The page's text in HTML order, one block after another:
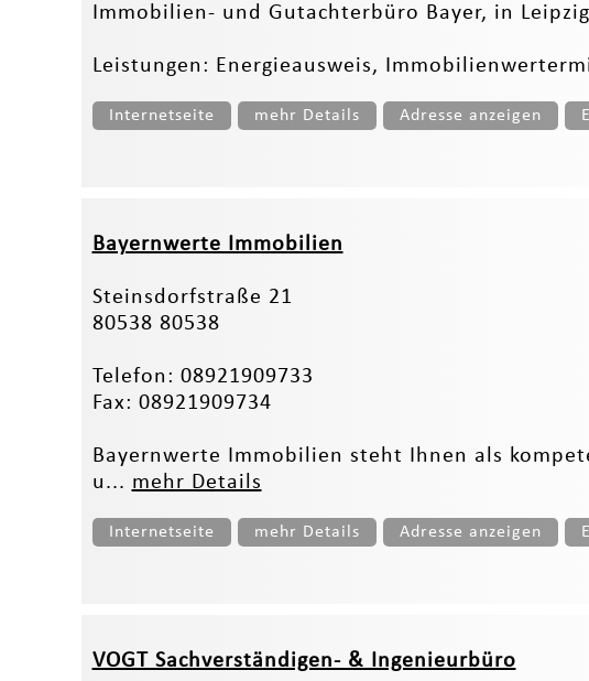
Immobilien- und Gutachterbüro Bayer, in Leipzig
Leistungen: Energieausweis,
Internetseite mehr Details Adresse anzeigen
Bayernwerte Immobilien
Steinsdorfstraße 21
80538 80538
Telefon: 08921909733
Fax: 08921909734
Bayernwerte Immobilien steht Ihnen als
u... mehr Details
Internetseite mehr Details Adresse anzeigen
VOGT Sachverständigen- & Ingenieurbüro